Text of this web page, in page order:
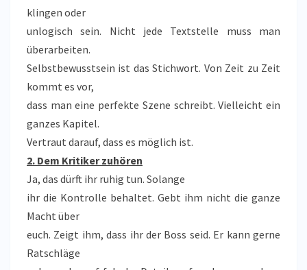
klingen oder
unlogisch sein. Nicht jede Textstelle muss man
überarbeiten.
Selbstbewusstsein ist das Stichwort. Von Zeit zu Zeit
kommt es vor,
dass man eine perfekte Szene schreibt. Vielleicht ein
ganzes Kapitel.
Vertraut darauf, dass es möglich ist.
2. Dem Kritiker zuhören
Ja, das dürft ihr ruhig tun. Solange
ihr die Kontrolle behaltet. Gebt ihm nicht die ganze
Macht über
euch. Zeigt ihm, dass ihr der Boss seid. Er kann gerne
Ratschläge